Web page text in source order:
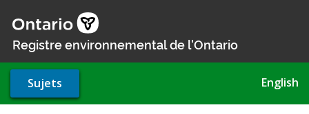
au
contenu
Registre environnemental de l'Ontario
Sujets English